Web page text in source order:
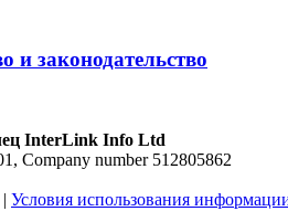
и законодательство
InterLink Info Ltd
Company number 512805862
| Условия использования